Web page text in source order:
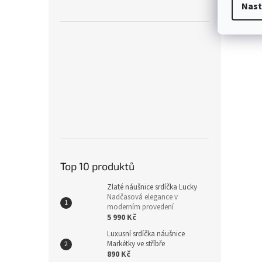
Top 10 produktů
Zlaté náušnice srdíčka Lucky
Nadčasová elegance v
moderním provedení
5 990 Kč
Luxusní srdíčka náušnice
Markétky ve stříbře
890 Kč